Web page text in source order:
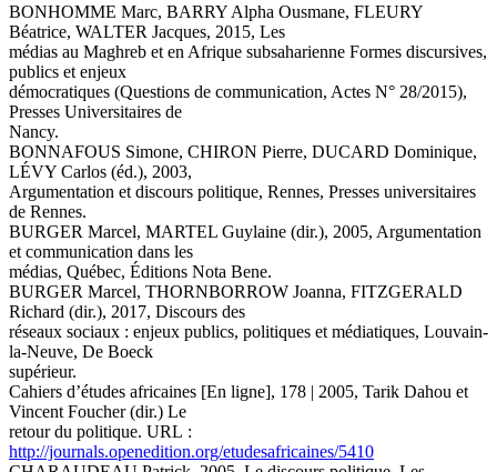
BONHOMME Marc, BARRY Alpha Ousmane, FLEURY
Béatrice, WALTER Jacques, 2015, Les
médias au Maghreb et en Afrique subsaharienne Formes discursives,
publics et enjeux
démocratiques (Questions de communication, Actes N° 28/2015),
Presses Universitaires de
Nancy.
BONNAFOUS Simone, CHIRON Pierre, DUCARD Dominique,
LÉVY Carlos (éd.), 2003,
Argumentation et discours politique, Rennes, Presses universitaires
de Rennes.
BURGER Marcel, MARTEL Guylaine (dir.), 2005, Argumentation
et communication dans les
médias, Québec, Éditions Nota Bene.
BURGER Marcel, THORNBORROW Joanna, FITZGERALD
Richard (dir.), 2017, Discours des
réseaux sociaux : enjeux publics, politiques et médiatiques, Louvain-
la-Neuve, De Boeck
supérieur.
Cahiers d’études africaines [En ligne], 178 | 2005, Tarik Dahou et
Vincent Foucher (dir.) Le
retour du politique. URL :
http://journals.openedition.org/etudesafricaines/5410